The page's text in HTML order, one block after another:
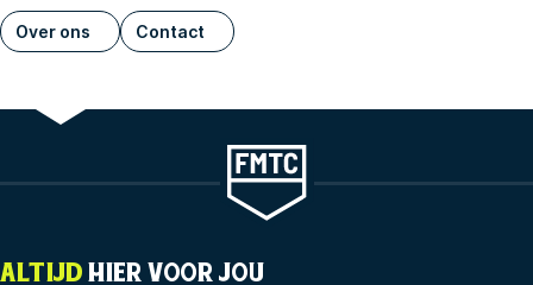
Over ons Contact
ALTIJD HIER VOOR JOU